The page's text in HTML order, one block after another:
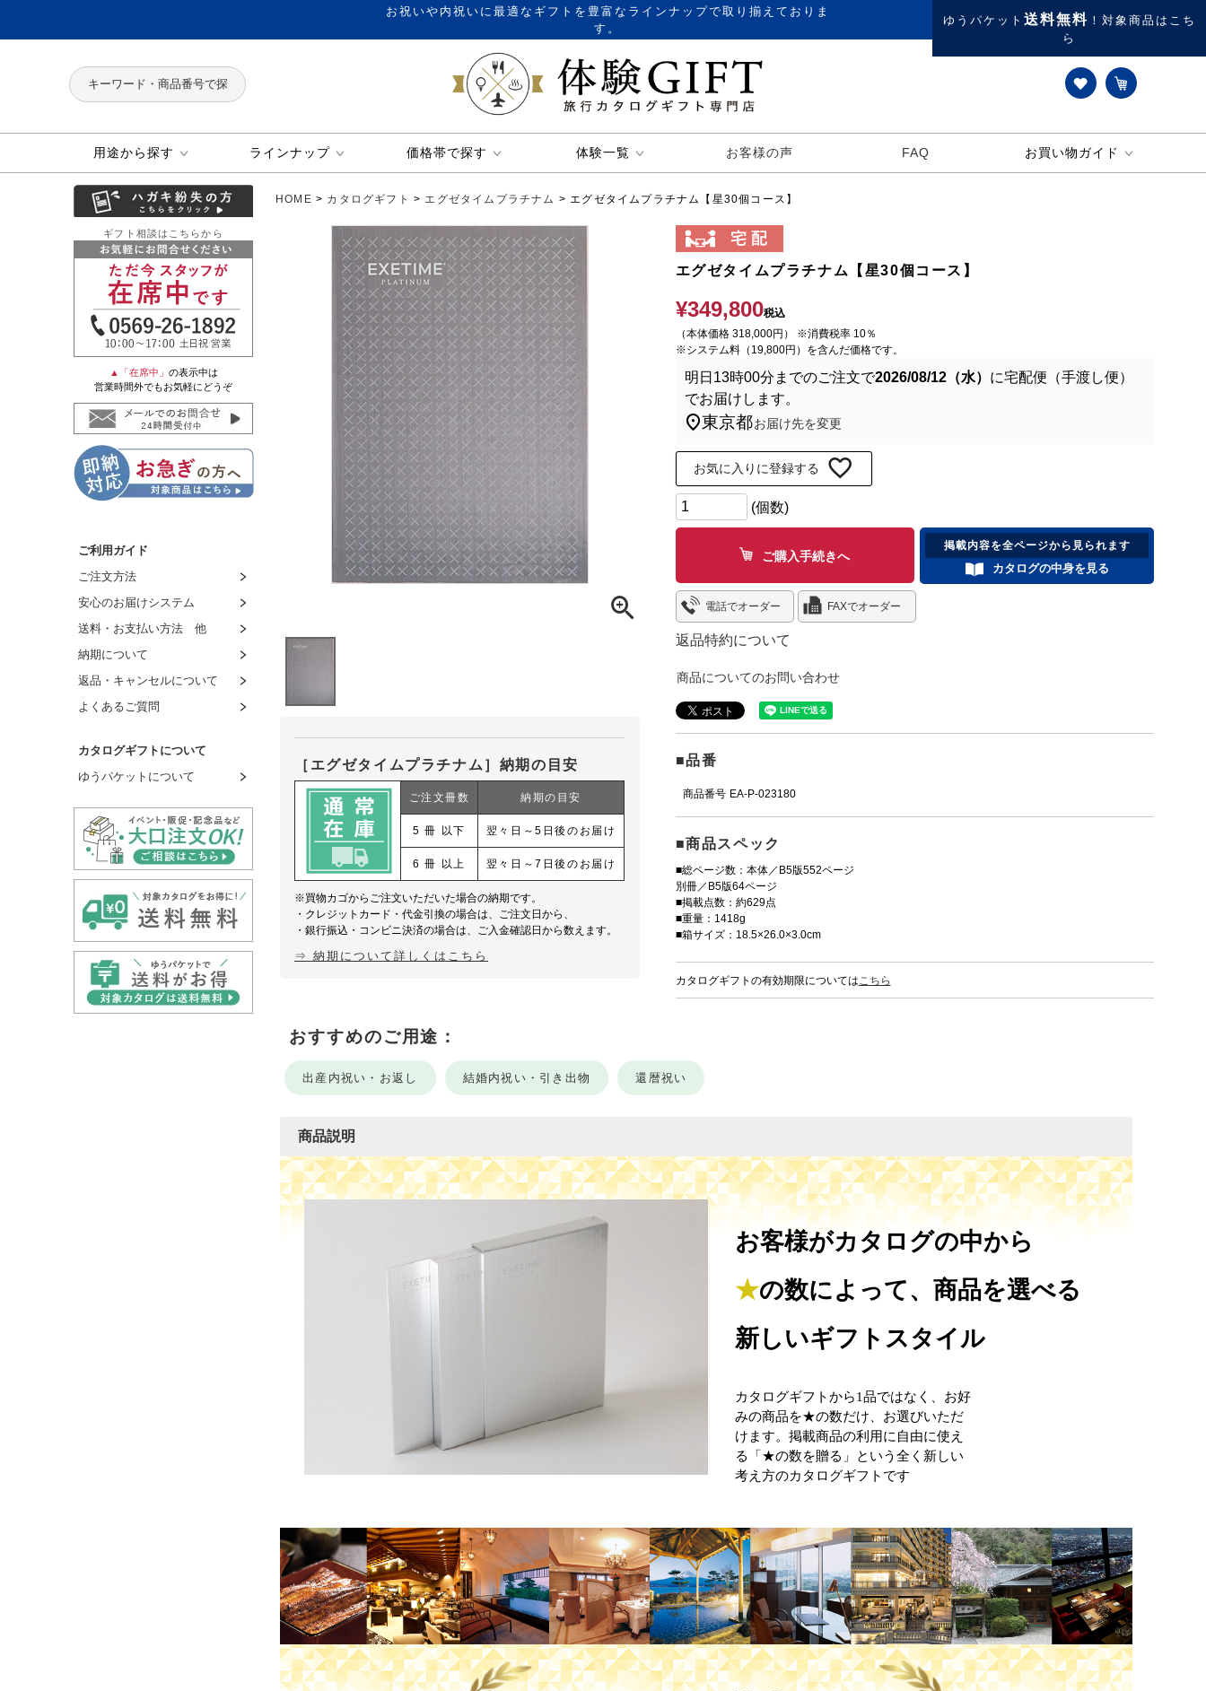
お祝いや内祝いに最適なギフトを豊富なラインナップで取り揃えておりま
す。
ゆうパケット 送料無料 ！対象商品はこち
ら
用途から探す ラインナップ 価格帯で探す 体験一覧 お客様の声 FAQ お買い物ガイド
HOME カタログギフト エグゼタイムプラチナム エグゼタイムプラチナム【星30個コース】
ギフト相談はこちらから
▲「在席中」 の表示中は
営業時間外でもお気軽にどうぞ
ご利用ガイド
ご注文方法
安心のお届けシステム
送料・お支払い方法 他
納期について
返品・キャンセルについて
よくあるご質問
カタログギフトについて
ゆうパケットについて
［エグゼタイムプラチナム］納期の目安
ご注文冊数 納期の目安
5 冊 以下 翌々日～5日後のお届け
6 冊 以上 翌々日～7日後のお届け
※買物カゴからご注文いただいた場合の納期です。
・クレジットカード・代金引換の場合は、ご注文日から、
・銀行振込・コンビニ決済の場合は、ご入金確認日から数えます。
⇒ 納期について詳しくはこちら
エグゼタイムプラチナム【星30個コース】
¥349,800税込
（本体価格 318,000円） ※消費税率 10％
※システム料（19,800円）を含んだ価格です。
明日 13時00分 までのご注文で2026/08/12（水） に宅配便（手渡し便）
でお届けします。
東京都お届け先を変更
お気に入りに登録する
ご購入手続きへ
掲載内容を全ページから見られます
カタログの中身を見る
電話でオーダー FAXでオーダー
返品特約について
商品についてのお問い合わせ
■品番
商品番号 EA-P-023180
■商品スペック
■総ページ数：本体／B5版552ページ
別冊／B5版64ページ
■掲載点数：約629点
■重量：1418g
■箱サイズ：18.5×26.0×3.0cm
カタログギフトの有効期限についてはこちら
おすすめのご用途：
出産内祝い・お返し 結婚内祝い・引き出物 還暦祝い
商品説明
お客様がカタログの中から
★の数によって、商品を選べる
新しいギフトスタイル
カタログギフトから1品ではなく、お好
みの商品を★の数だけ、お選びいただ
けます。掲載商品の利用に自由に使え
る「★の数を贈る」という全く新しい
考え方のカタログギフトです